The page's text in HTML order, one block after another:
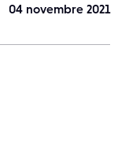
04 novembre 2021